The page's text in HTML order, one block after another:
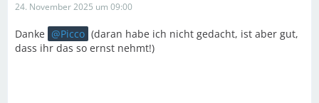
24. November 2025 um 09:00
Danke Picco (daran habe ich nicht gedacht, ist aber gut,
dass ihr das so ernst nehmt!)